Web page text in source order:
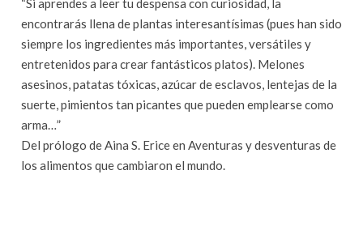
“Si aprendes a leer tu despensa con curiosidad, la
encontrarás llena de plantas interesantísimas (pues han sido
siempre los ingredientes más importantes, versátiles y
entretenidos para crear fantásticos platos). Melones
asesinos, patatas tóxicas, azúcar de esclavos, lentejas de la
suerte, pimientos tan picantes que pueden emplearse como
arma…”
Del prólogo de Aina S. Erice en Aventuras y desventuras de
los alimentos que cambiaron el mundo.